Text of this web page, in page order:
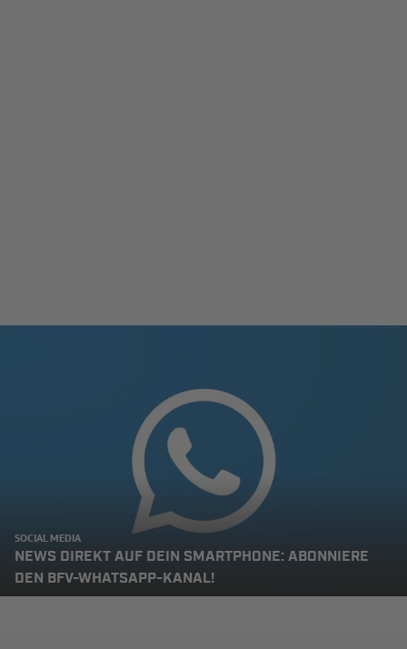
SOCIAL MEDIA
NEWS DIREKT AUF DEIN SMARTPHONE: ABONNIERE
DEN BFV-WHATSAPP-KANAL!